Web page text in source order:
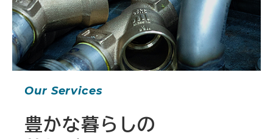
Our Services
豊かな暮らしの